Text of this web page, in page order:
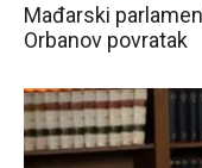
Mađarski
Orbanov povratak